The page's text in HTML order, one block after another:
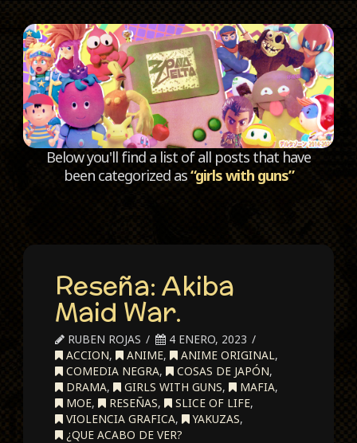
Below you'll find a list of all posts that have
been categorized as“girls with guns”
Reseña: Akiba
Maid War.
RUBEN ROJAS
4 ENERO, 2023
ACCION, ANIME, ANIME ORIGINAL,
COMEDIA NEGRA, COSAS DE JAPÓN,
DRAMA, GIRLS WITH GUNS, MAFIA,
MOE, RESEÑAS, SLICE OF LIFE,
VIOLENCIA GRAFICA, YAKUZAS,
¿QUE ACABO DE VER?